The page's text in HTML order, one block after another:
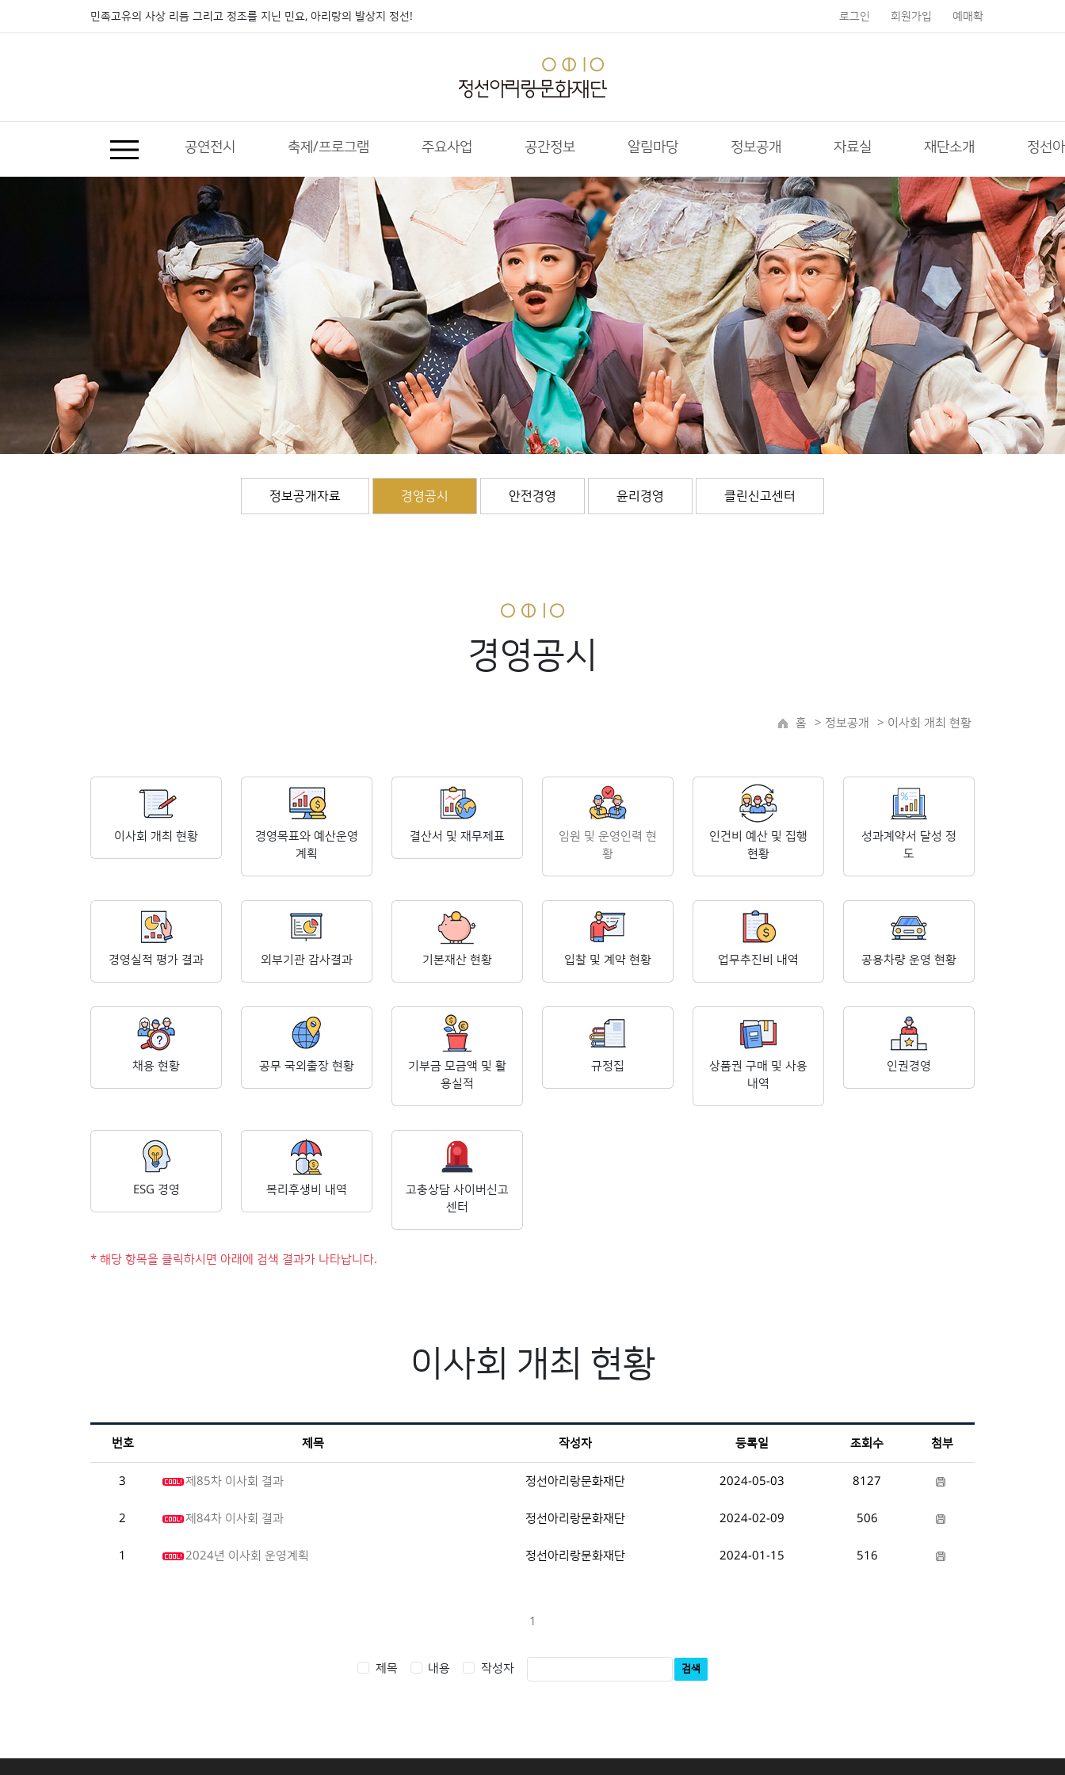
민족고유의 사상 리듬 그리고 정조를 지닌 민요, 아리랑의 발상지 정선! 로그인 회원가입 예매확
공연전시 축제/프로그램 주요사업 공간정보 알림마당 정보공개 자료실 재단소개 정선
정보공개자료 경영공시 안전경영 윤리경영 클린신고센터
경영공시
> 이사회 개최 현황
> 정보공개
홈
이사회 개최 현황
경영목표와 예산운영
계획
결산서 및 재무제표
임원 및 운영인력 현
황
인건비 예산 및 집행
현황
성과계약서 달성 정
도
경영실적 평가 결과 외부기관 감사결과 기본재산 현황 입찰 및 계약 현황 업무추진비 내역 공용차량 운영 현황
채용 현황 공무 국외출장 현황
기부금 모금액 및 활
용실적
규정집
상품권 구매 및 사용
내역
인권경영
ESG 경영 복리후생비 내역
고충상담 사이버신고
센터
* 해당 항목을 클릭하시면 아래에 검색 결과가 나타납니다.
이사회 개최 현황
번호 제목 작성자 등록일 조회수 첨부
3 제85차 이사회 결과 정선아리랑문화재단 2024-05-03 8127
2 제84차 이사회 결과 정선아리랑문화재단 2024-02-09 506
1 2024년 이사회 운영계획 정선아리랑문화재단 2024-01-15 516
1
제목 내용 작성자 검색